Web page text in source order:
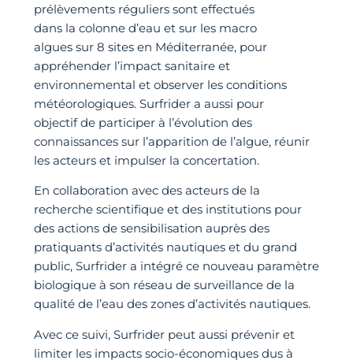
prélèvements réguliers sont effectués
dans la colonne d’eau et sur les macro
algues sur 8 sites en Méditerranée, pour
appréhender l’impact sanitaire et
environnemental et observer les conditions
météorologiques. Surfrider a aussi pour
objectif de participer à l’évolution des
connaissances sur l’apparition de l’algue, réunir
les acteurs et impulser la concertation.
En collaboration avec des acteurs de la
recherche scientifique et des institutions pour
des actions de sensibilisation auprès des
pratiquants d’activités nautiques et du grand
public, Surfrider a intégré ce nouveau paramètre
biologique à son réseau de surveillance de la
qualité de l’eau des zones d’activités nautiques.
Avec ce suivi, Surfrider peut aussi prévenir et
limiter les impacts socio-économiques dus à